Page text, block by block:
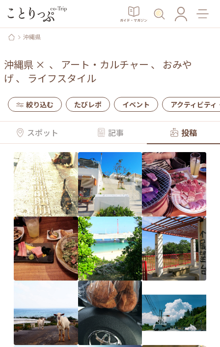
ガイド・マガジン
沖縄県
沖縄県 × 、 アート・カルチャー 、 おみや
げ 、 ライフスタイル
絞り込む たびレポ イベント アクティビティ
スポット 記事 投稿